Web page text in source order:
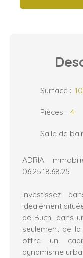
Surface :
Pièces : 4
Salle de
ADRIA
06.25.18.68.25
Investissez
idéalement
de-Buch, dans
seulement de
offre un
dynamisme